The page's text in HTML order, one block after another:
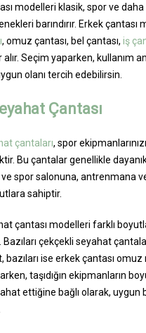
modelleri klasik, spor ve
barındırır. Erkek çantası
, omuz çantası, bel çantası, iş
alır. Seçim yaparken, kullanım
olanı tercih edebilirsin.
Çantası
çantaları, spor
Bu çantalar genellikle
ve spor salonuna, antrenmana
sahiptir.
çantası modelleri farklı
çekçekli seyahat
bazıları ise erkek çantası
taşıdığın ekipmanların
ettiğine bağlı olarak,